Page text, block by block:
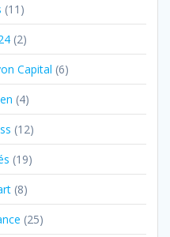
(11)
(2)
Capital (6)
(4)
(12)
(19)
(8)
(25)